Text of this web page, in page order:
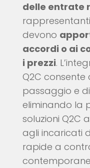
delle entrate
devono
accordi o ai
i prezzi.
Q2C
passaggio e
eliminando la
soluzioni Q2C
agli incaricati
rapide a